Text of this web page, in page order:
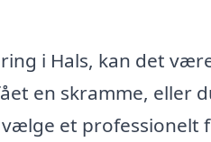
i Hals, kan det
en skramme, eller
et professionelt